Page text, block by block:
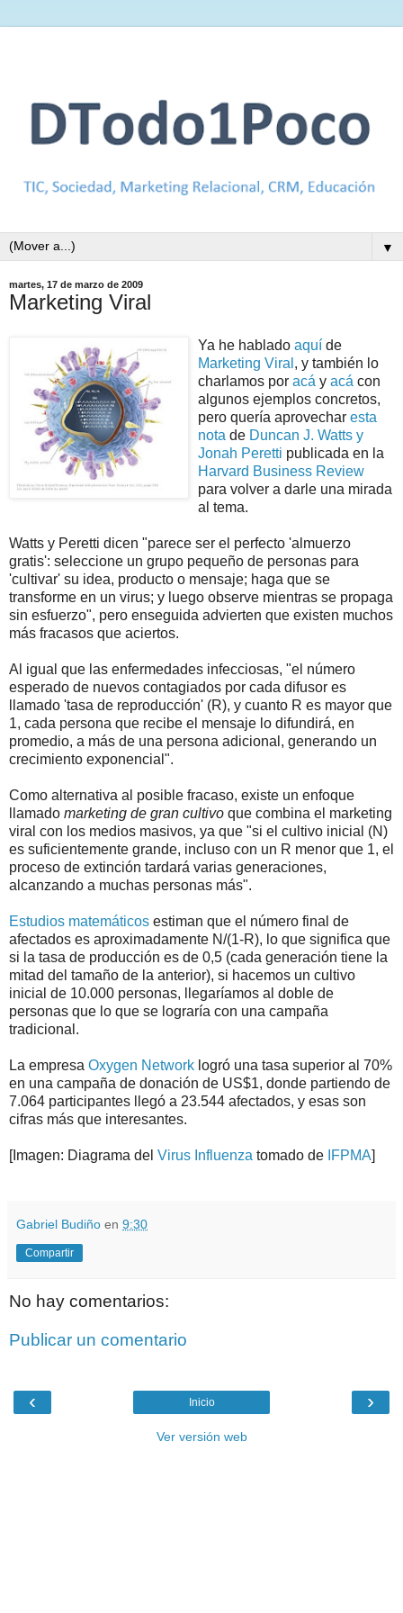
▼
martes, 17 de marzo de 2009
Marketing Viral
Ya he hablado aquí de
Marketing Viral , y también lo
charlamos por acá y acá con
algunos ejemplos concretos,
pero quería aprovechar esta
nota de Duncan J. Watts y
Jonah Peretti publicada en la
Harvard Business Review
para volver a darle una mirada
al tema.
Watts y Peretti dicen "parece ser el perfecto 'almuerzo
gratis': seleccione un grupo pequeño de personas para
'cultivar' su idea, producto o mensaje; haga que se
transforme en un virus; y luego observe mientras se propaga
sin esfuerzo", pero enseguida advierten que existen muchos
más fracasos que aciertos.
Al igual que las enfermedades infecciosas, "el número
esperado de nuevos contagiados por cada difusor es
llamado 'tasa de reproducción' (R), y cuanto R es mayor que
1, cada persona que recibe el mensaje lo difundirá, en
promedio, a más de una persona adicional, generando un
crecimiento exponencial".
Como alternativa al posible fracaso, existe un enfoque
llamado marketing de gran cultivo que combina el marketing
viral con los medios masivos, ya que "si el cultivo inicial (N)
es suficientemente grande, incluso con un R menor que 1, el
proceso de extinción tardará varias generaciones,
alcanzando a muchas personas más".
Estudios matemáticos estiman que el número final de
afectados es aproximadamente N/(1-R), lo que significa que
si la tasa de producción es de 0,5 (cada generación tiene la
mitad del tamaño de la anterior), si hacemos un cultivo
inicial de 10.000 personas, llegaríamos al doble de
personas que lo que se lograría con una campaña
tradicional.
La empresa Oxygen Network logró una tasa superior al 70%
en una campaña de donación de US$1, donde partiendo de
7.064 participantes llegó a 23.544 afectados, y esas son
cifras más que interesantes.
[Imagen: Diagrama del Virus Influenza tomado de IFPMA]
Gabriel Budiño en 9:30
Compartir
No hay comentarios:
Publicar un comentario
‹ ›
Inicio
Ver versión web